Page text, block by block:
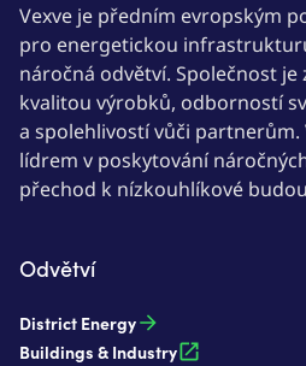
Vexve je předním evropským
pro energetickou
náročná odvětví. Společnost
kvalitou výrobků, odborností
a spolehlivostí vůči partnerům.
lídrem v poskytování
přechod k nízkouhlíkové
Odvětví
District Energy
Buildings & Industry